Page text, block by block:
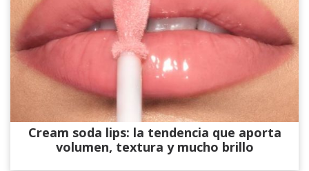
Cream soda lips: la tendencia que aporta
volumen, textura y mucho brillo